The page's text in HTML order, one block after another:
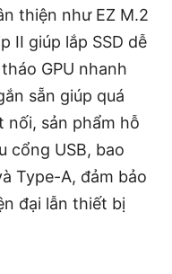
thiện như EZ M.2
II giúp lắp SSD dễ
GPU nhanh
sẵn giúp quá
nối, sản phẩm hỗ
cổng USB, bao
Type-A, đảm bảo
đại lẫn thiết bị